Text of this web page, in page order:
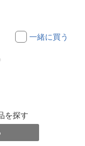
一緒に買う
を探す